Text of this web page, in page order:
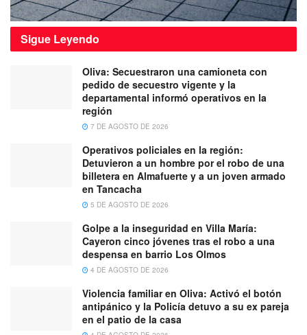
Sigue Leyendo
Oliva: Secuestraron una camioneta con
pedido de secuestro vigente y la
departamental informó operativos en la
región
7 DE AGOSTO DE 2026
Operativos policiales en la región:
Detuvieron a un hombre por el robo de una
billetera en Almafuerte y a un joven armado
en Tancacha
5 DE AGOSTO DE 2026
Golpe a la inseguridad en Villa María:
Cayeron cinco jóvenes tras el robo a una
despensa en barrio Los Olmos
4 DE AGOSTO DE 2026
Violencia familiar en Oliva: Activó el botón
antipánico y la Policía detuvo a su ex pareja
en el patio de la casa